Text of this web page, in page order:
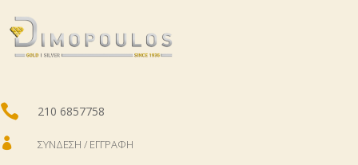
 210 6857758
 ΣΎΝΔΕΣΗ / ΕΓΓΡΑΦΉ